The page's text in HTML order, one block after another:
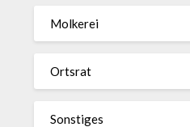
Molkerei
Ortsrat
Sonstiges